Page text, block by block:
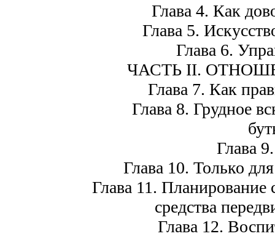
Глава 4. Как
Глава 5.
Глава 6.
ЧАСТЬ II.
Глава 7. Как
Глава 8. Грудное
Глава
Глава 10. Только
Глава 11. Планирование
средства
Глава 12.